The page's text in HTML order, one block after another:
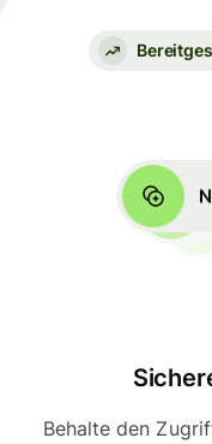
Behalte den